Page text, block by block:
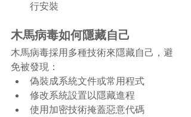
行安裝
木馬病毒如何隱藏自己
木馬病毒採用多種技術來隱藏自己，避
免被發現：
偽裝成系統文件或常用程式
修改系統設置以隱藏進程
使用加密技術掩蓋惡意代碼